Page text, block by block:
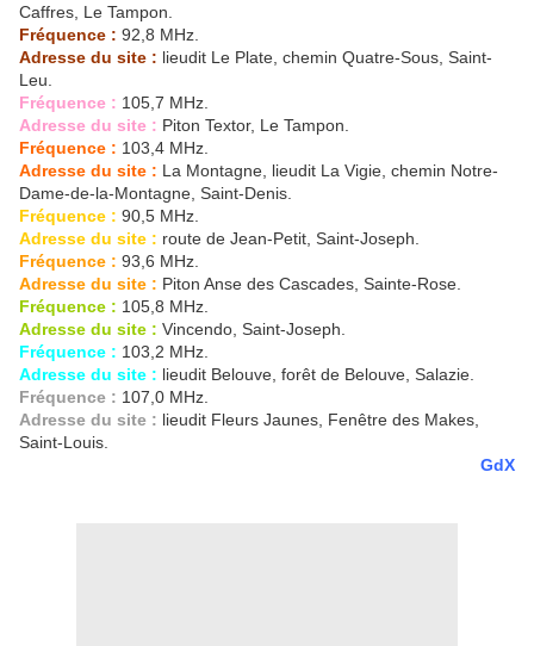
Caffres, Le Tampon.
Fréquence : 92,8 MHz.
Adresse du site : lieudit Le Plate, chemin Quatre-Sous, Saint-
Leu.
Fréquence : 105,7 MHz.
Adresse du site : Piton Textor, Le Tampon.
Fréquence : 103,4 MHz.
Adresse du site : La Montagne, lieudit La Vigie, chemin Notre-
Dame-de-la-Montagne, Saint-Denis.
Fréquence : 90,5 MHz.
Adresse du site : route de Jean-Petit, Saint-Joseph.
Fréquence : 93,6 MHz.
Adresse du site : Piton Anse des Cascades, Sainte-Rose.
Fréquence : 105,8 MHz.
Adresse du site : Vincendo, Saint-Joseph.
Fréquence : 103,2 MHz.
Adresse du site : lieudit Belouve, forêt de Belouve, Salazie.
Fréquence : 107,0 MHz.
Adresse du site : lieudit Fleurs Jaunes, Fenêtre des Makes,
Saint-Louis.
GdX